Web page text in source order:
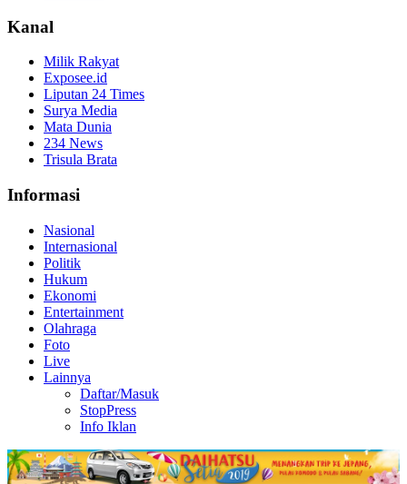
Kanal
Milik Rakyat
Exposee.id
Liputan 24 Times
Surya Media
Mata Dunia
234 News
Trisula Brata
Informasi
Nasional
Internasional
Politik
Hukum
Ekonomi
Entertainment
Olahraga
Foto
Live
Lainnya
Daftar/Masuk
StopPress
Info Iklan